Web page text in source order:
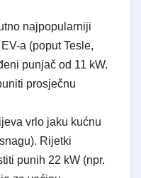
najpopularniji
a (poput Tesle,
punjač od 11 kW.
prosječnu
vrlo jaku kućnu
Rijetki
punih 22 kW (npr.